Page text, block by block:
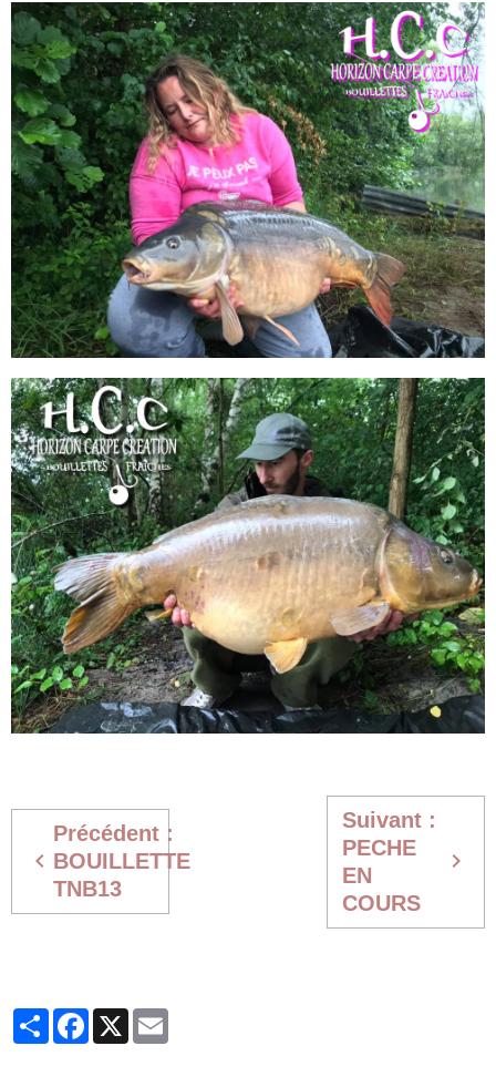
Précédent :
BOUILLETTE
TNB13
Suivant :
PECHE
EN
COURS
Partager
Facebook
X